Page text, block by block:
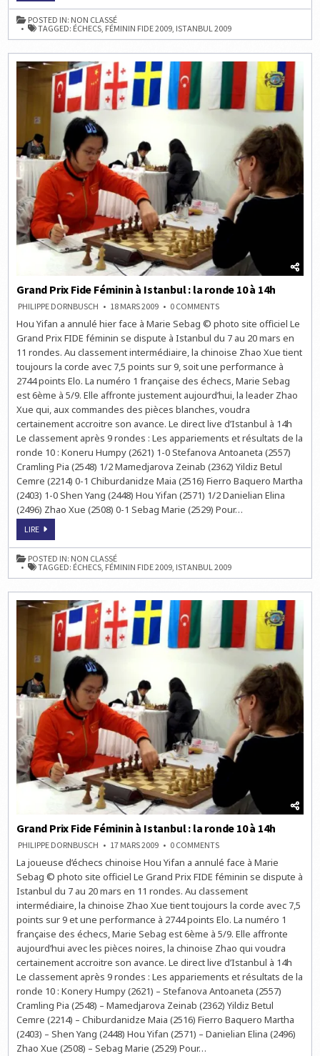
FIDE
FÉMININ
À
ISTANBUL
:
11
10H
POSTED IN: NON CLASSÉ
TAGGED: ÉCHECS FÉMININ FIDE 2009 ISTANBUL 2009
Grand Prix Fide Féminin à Istanbul : la ronde 10 à 14h
PHILIPPE DORNBUSCH 18 MARS 2009 0 COMMENTSON
PRIX
FÉMININ
À
ISTANBUL
:
LA
RONDE
10
À
14H
Hou Yifan a annulé hier face à Marie Sebag © photo site officiel Le
Grand Prix FIDE féminin se dispute à Istanbul du 7 au 20 mars en
11 rondes. Au classement intermédiaire, la chinoise Zhao Xue tient
toujours la corde avec 7,5 points sur 9, soit une performance à
2744 points Elo. La numéro 1 française des échecs, Marie Sebag
est 6ème à 5/9. Elle affronte justement aujourd’hui, la leader Zhao
Xue qui, aux commandes des pièces blanches, voudra
certainement accroitre son avance. Le direct live d’Istanbul à 14h
Le classement après 9 rondes : Les appariements et résultats de la
ronde 10 : Koneru Humpy (2621) 1-0 Stefanova Antoaneta (2557)
Cramling Pia (2548) 1/2 Mamedjarova Zeinab (2362) Yildiz Betul
Cemre (2214) 0-1 Chiburdanidze Maia (2516) Fierro Baquero Martha
(2403) 1-0 Shen Yang (2448) Hou Yifan (2571) 1/2 Danielian Elina
(2496) Zhao Xue (2508) 0-1 Sebag Marie (2529) Pour…
LIREGRAND
FIDE
FÉMININ
À
ISTANBUL
:
10
14H
POSTED IN: NON CLASSÉ
TAGGED: ÉCHECS, FÉMININ FIDE 2009, ISTANBUL 2009
Grand Prix Fide Féminin à Istanbul : la ronde 10 à 14h
PHILIPPE DORNBUSCH 17 MARS 2009 0 COMMENTSON
PRIX
FÉMININ
À
ISTANBUL
:
RONDE
10
À
14H
La joueuse d’échecs chinoise Hou Yifan a annulé face à Marie
Sebag © photo site officiel Le Grand Prix FIDE féminin se dispute à
Istanbul du 7 au 20 mars en 11 rondes. Au classement
intermédiaire, la chinoise Zhao Xue tient toujours la corde avec 7,5
points sur 9 et une performance à 2744 points Elo. La numéro 1
française des échecs, Marie Sebag est 6ème à 5/9. Elle affronte
aujourd’hui avec les pièces noires, la chinoise Zhao qui voudra
certainement accroitre son avance. Le direct live d’Istanbul à 14h
Le classement après 9 rondes : Les appariements et résultats de la
ronde 10 : Konery Humpy (2621) – Stefanova Antoaneta (2557)
Cramling Pia (2548) – Mamedjarova Zeinab (2362) Yildiz Betul
Cemre (2214) – Chiburdanidze Maia (2516) Fierro Baquero Martha
(2403) – Shen Yang (2448) Hou Yifan (2571) – Danielian Elina (2496)
Zhao Xue (2508) – Sebag Marie (2529) Pour…